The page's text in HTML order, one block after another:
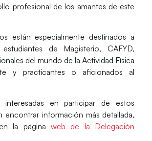
profesional de los amantes de este
están especialmente destinados a
estudiantes de Magisterio, CAFYD,
del mundo de la Actividad Física
y practicantes o aficionados al
interesadas en participar de estos
encontrar información más detallada,
la página web de la Delegación